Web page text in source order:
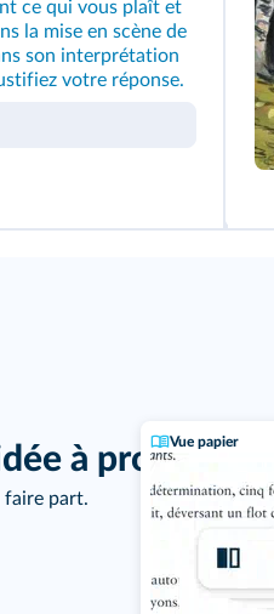
Vue papier
ce qui vous plaît et
la mise en scène de
son interprétation
votre réponse.
à proposer ?
faire part.